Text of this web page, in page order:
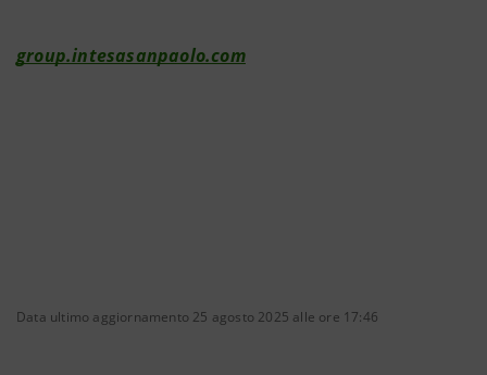
group.intesasanpaolo.com
Data ultimo aggiornamento 25 agosto 2025 alle ore 17:46